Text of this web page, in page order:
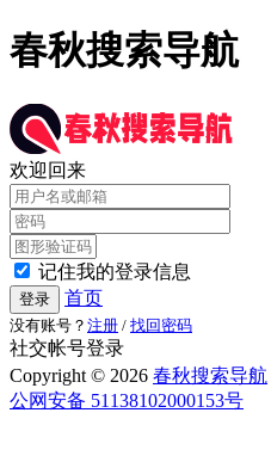
春秋搜索导航
欢迎回来
记住我的登录信息
登录 首页
没有账号？ 注册 / 找回密码
社交帐号登录
Copyright © 2026 春秋搜索导航
公网安备 51138102000153号